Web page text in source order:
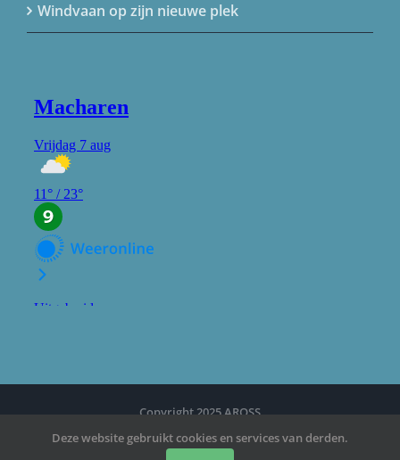
Windvaan op zijn nieuwe plek
Copyright 2025 AROSS
Deze website gebruikt cookies en services van derden.